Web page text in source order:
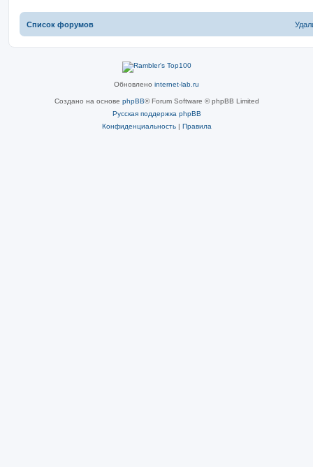
Список форумов
Обновлено internet-lab.ru
Создано на основе phpBB® Forum Software © phpBB Limited
Русская поддержка phpBB
Конфиденциальность | Правила